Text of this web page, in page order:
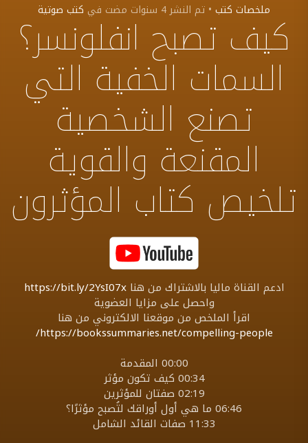
ملخصات كتب • تم النشر4 سنوات مضت في كتب صوتية
كيف تصبح انفلونسر؟
السمات الخفية التي
تصنع الشخصية
المقنعة والقوية
تلخيص كتاب المؤثرون
ادعم القناة ماليا بالاشتراك من هناhttps://bit.ly/2YsI07x
واحصل على مزايا العضوية
اقرأ الملخص من موقعنا الالكتروني من هنا
https://bookssummaries.net/compelling-people/
00:00 المقدمة
00:34 كيف تكون مؤثر
02:19 صفتان للمؤثرين
06:46 ما هي أول أوراقك لتُصبح مؤثرًا؟
11:33 صفات القائد الشامل